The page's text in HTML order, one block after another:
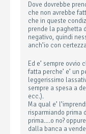
Dove dovrebbe
che non avrebbe
che in queste
prende la paghetta
negativo, quindi
anch’io con
Ed e’ sempre
fatta perche’ e’ un
leggerissimo
sempre a spesa a
ecc.).
Ma qual e’
risparmiando prima
prima….o no?
dalla banca a